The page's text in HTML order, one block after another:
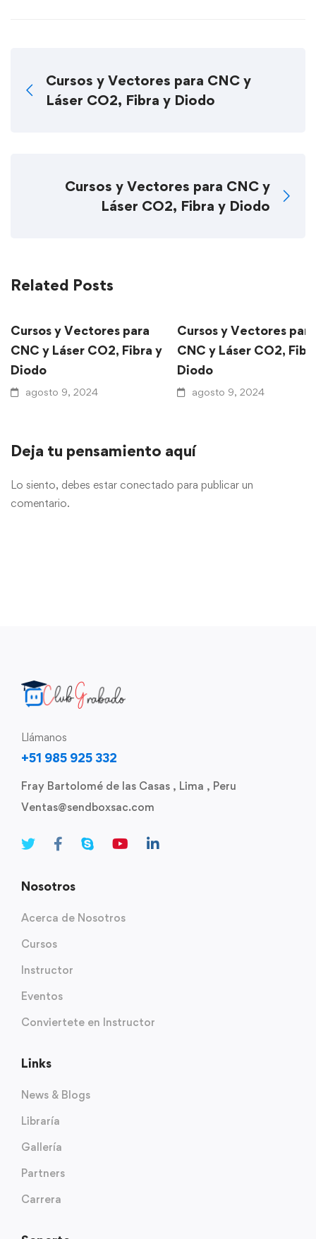
Cursos y Vectores para CNC y
Láser CO2, Fibra y Diodo
Cursos y Vectores para CNC y
Láser CO2, Fibra y Diodo
Related Posts
Cursos y Vectores para
CNC y Láser CO2, Fibra y
Diodo
agosto 9, 2024
Cursos y Vectores para
CNC y Láser CO2,
Diodo
agosto 9, 2024
Deja tu pensamiento aquí
Lo siento, debes estar conectado para publicar un
comentario.
Llámanos
+51 985 925 332
Fray Bartolomé de las Casas , Lima , Peru
Ventas@sendboxsac.com
Nosotros
Acerca de Nosotros
Cursos
Instructor
Eventos
Conviertete en Instructor
Links
News & Blogs
Libraría
Gallería
Partners
Carrera